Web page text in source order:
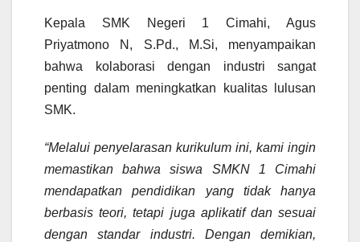
Kepala SMK Negeri 1 Cimahi, Agus
Priyatmono N, S.Pd., M.Si, menyampaikan
bahwa kolaborasi dengan industri sangat
penting dalam meningkatkan kualitas lulusan
SMK.
“Melalui penyelarasan kurikulum ini, kami ingin
memastikan bahwa siswa SMKN 1 Cimahi
mendapatkan pendidikan yang tidak hanya
berbasis teori, tetapi juga aplikatif dan sesuai
dengan standar industri. Dengan demikian,